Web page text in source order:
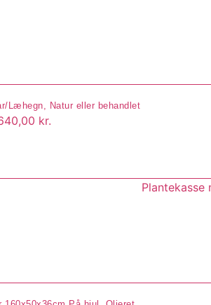
Læhegn, Natur eller behandlet
kr.